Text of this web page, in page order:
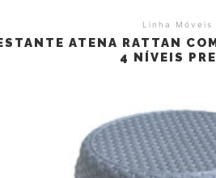
Linha Móveis
ATENA RATTAN
4 NÍVEIS